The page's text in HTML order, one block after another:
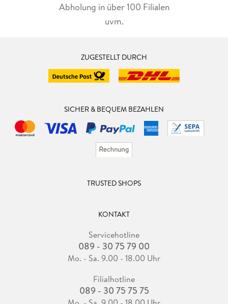
Abholung in über 100 Filialen
uvm.
ZUGESTELLT DURCH
SICHER & BEQUEM BEZAHLEN
TRUSTED SHOPS
KONTAKT
Servicehotline
089 - 30 75 79 00
Mo. - Sa. 9.00 - 18.00 Uhr
Filialhotline
089 - 30 75 75 75